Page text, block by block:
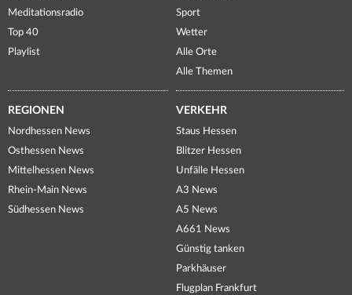
Meditationsradio
Top 40
Playlist
Sport
Wetter
Alle Orte
Alle Themen
REGIONEN
Nordhessen News
Osthessen News
Mittelhessen News
Rhein-Main News
Südhessen News
VERKEHR
Staus Hessen
Blitzer Hessen
Unfälle Hessen
A3 News
A5 News
A661 News
Günstig tanken
Parkhäuser
Flugplan Frankfurt